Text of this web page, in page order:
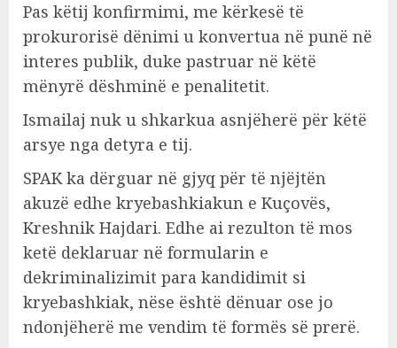
Pas këtij konfirmimi, me kërkesë të
prokurorisë dënimi u konvertua në punë në
interes publik, duke pastruar në këtë
mënyrë dëshminë e penalitetit.
Ismailaj nuk u shkarkua asnjëherë për këtë
arsye nga detyra e tij.
SPAK ka dërguar në gjyq për të njëjtën
akuzë edhe kryebashkiakun e Kuçovës,
Kreshnik Hajdari. Edhe ai rezulton të mos
ketë deklaruar në formularin e
dekriminalizimit para kandidimit si
kryebashkiak, nëse është dënuar ose jo
ndonjëherë me vendim të formës së prerë.